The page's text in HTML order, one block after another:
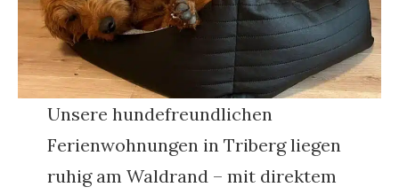
Unsere hundefreundlichen
Ferienwohnungen in Triberg liegen
ruhig am Waldrand – mit direktem